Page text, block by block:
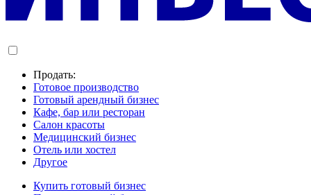
Продать:
Готовое производство
Готовый арендный бизнес
Кафе, бар или ресторан
Салон красоты
Медицинский бизнес
Отель или хостел
Другое
Купить готовый бизнес